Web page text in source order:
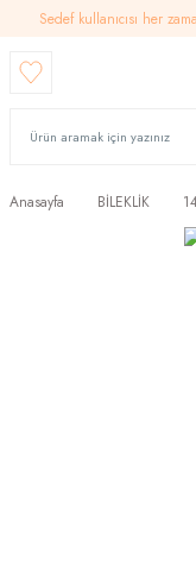
Sedef kullanıcısı her
Anasayfa BİLEKLİK